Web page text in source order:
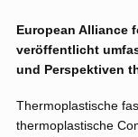
European Alliance
veröffentlicht
und Perspektiven
Thermoplastische
thermoplastische